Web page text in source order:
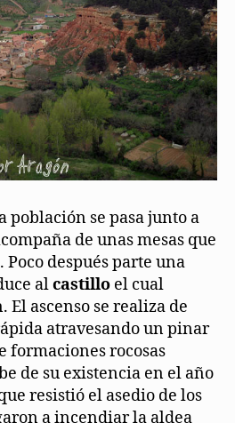
población se pasa junto a
de unas mesas que
después parte una
alcastillo el cual
El ascenso se realiza de
atravesando un pinar
formaciones rocosas
de su existencia en el año
resistió el asedio de los
a incendiar la aldea